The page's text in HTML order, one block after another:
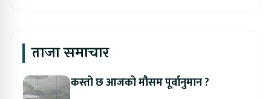
ताजा समाचार
कस्तो छ आजको मौसम पूर्वानुमान ?